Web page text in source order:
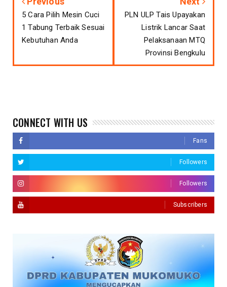
5 Cara Pilih Mesin Cuci
1 Tabung Terbaik Sesuai
Kebutuhan Anda
PLN ULP Tais Upayakan
Listrik Lancar Saat
Pelaksanaan MTQ
Provinsi Bengkulu
CONNECT WITH US
Fans
Followers
Followers
Subscribers